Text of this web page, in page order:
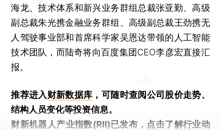
海龙、技术体系和新兴业务群组总裁张亚勤、高级
副总裁朱光携金融业务群组、高级副总裁王劲携无
人驾驶事业部和首席科学家吴恩达带领的人工智能
技术团队，而陆奇将向百度集团CEO李彦宏直接汇
报。
推荐进入财新数据库 ，可随时查阅公司股价走势、
结构人员变化等投资信息。
财新机器人产业指数(RII)已发布， 点击了解行业动